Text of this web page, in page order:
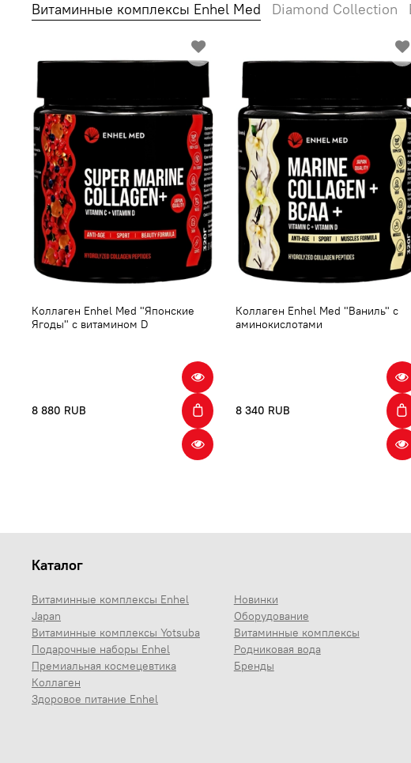
Витаминные комплексы Enhel Med Diamond Collection
Коллаген Enhel Med "Японские
Ягоды" с витамином D
8 880 RUB
Коллаген Enhel Med "Ваниль" с
аминокислотами
8 340 RUB
Каталог
Витаминные комплексы Enhel
Japan
Витаминные комплексы Yotsuba
Подарочные наборы Enhel
Премиальная космецевтика
Коллаген
Здоровое питание Enhel
Новинки
Оборудование
Витаминные комплексы
Родниковая вода
Бренды